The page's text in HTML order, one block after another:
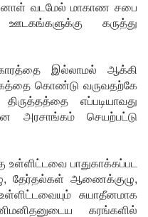
வடமேல் மாகாண சபை
ஊடகங்களுக்கு கருத்து
இல்லாமல் ஆக்கி
கொண்டு வருவதற்கே
எப்படியாவது
அரசாங்கம் செயற்பட்டு
உள்ளிட்டவை பாதுகாக்கப்பட
தேர்தல்கள் ஆணைக்குழு,
சுயாதீனமாக
கரங்களில்